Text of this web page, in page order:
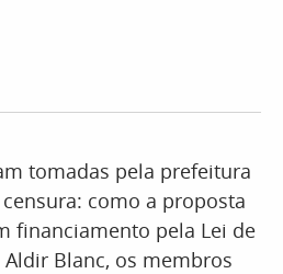
tomadas pela prefeitura
como a proposta
financiamento pela Lei de
Blanc, os membros